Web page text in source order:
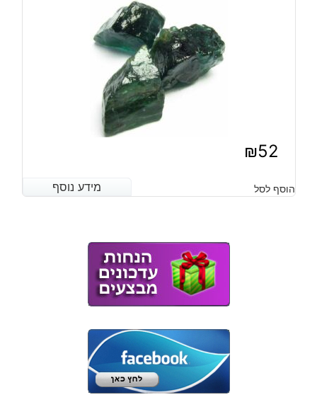
₪52
מידע נוסף הוסף לסל מידע נוסף